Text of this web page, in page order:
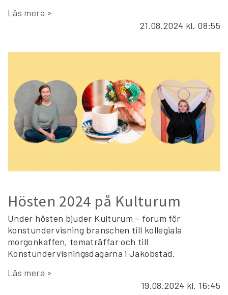
Läs mera »
21.08.2024 kl. 08:55
Hösten 2024 på Kulturum
Under hösten bjuder Kulturum – forum för
konstundervisning branschen till kollegiala
morgonkaffen, tematräffar och till
Konstundervisningsdagarna i Jakobstad.
Läs mera »
19.08.2024 kl. 16:45